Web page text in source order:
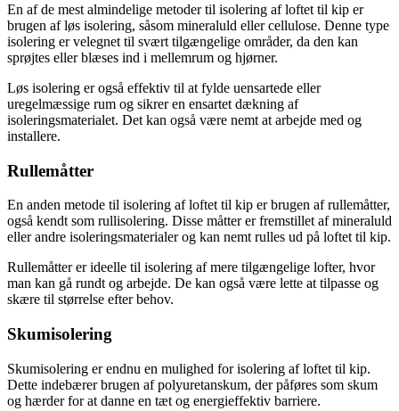
En af de mest almindelige metoder til isolering af loftet til kip er
brugen af løs isolering, såsom mineraluld eller cellulose. Denne type
isolering er velegnet til svært tilgængelige områder, da den kan
sprøjtes eller blæses ind i mellemrum og hjørner.
Løs isolering er også effektiv til at fylde uensartede eller
uregelmæssige rum og sikrer en ensartet dækning af
isoleringsmaterialet. Det kan også være nemt at arbejde med og
installere.
Rullemåtter
En anden metode til isolering af loftet til kip er brugen af rullemåtter,
også kendt som rullisolering. Disse måtter er fremstillet af mineraluld
eller andre isoleringsmaterialer og kan nemt rulles ud på loftet til kip.
Rullemåtter er ideelle til isolering af mere tilgængelige lofter, hvor
man kan gå rundt og arbejde. De kan også være lette at tilpasse og
skære til størrelse efter behov.
Skumisolering
Skumisolering er endnu en mulighed for isolering af loftet til kip.
Dette indebærer brugen af polyuretanskum, der påføres som skum
og hærder for at danne en tæt og energieffektiv barriere.